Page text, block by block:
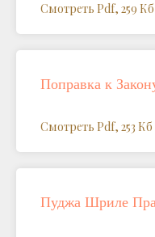
Смотреть Pdf, 259 Кб
Поправка к
Смотреть Pdf, 253 Кб
Пуджа Шриле